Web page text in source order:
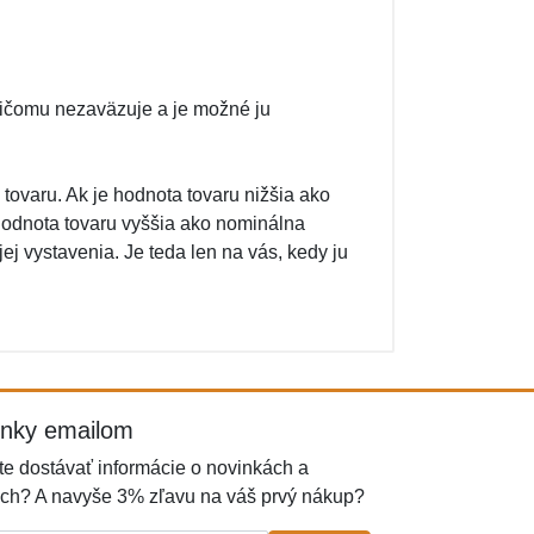
nezaväzuje a je možné ju
Ak je hodnota tovaru nižšia ako
tovaru vyššia ako nominálna
vystavenia. Je teda len na vás, kedy ju
emailom
dostávať informácie o novinkách a
A navyše 3% zľavu na váš prvý nákup?